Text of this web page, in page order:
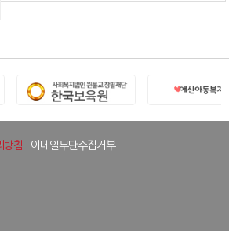
방침 이메일무단수집거부